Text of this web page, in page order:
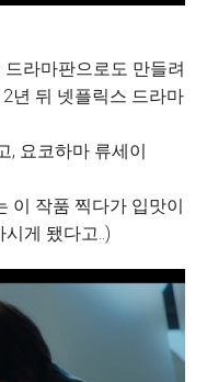
라마판으로도 만들려
년 뒤 넷플릭스 드라마
, 요코하마 류세이
이 작품 찍다가 입맛이
게 됐다고..)